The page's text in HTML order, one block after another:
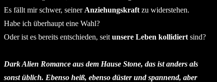
Es fällt mir schwer, seiner Anziehungskraft zu widerstehen.
Habe ich überhaupt eine Wahl?
Oder ist es bereits entschieden, seit unsere Leben kollidiert sind?
Dark Alien Romance aus dem Hause Stone, das ist anders als
sonst üblich. Ebenso heiß, ebenso düster und spannend, aber